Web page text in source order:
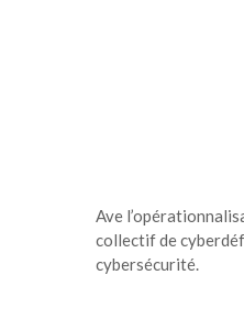
Ave
collectif de
cybersécurité.